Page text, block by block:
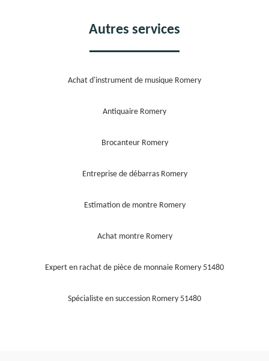
Autres services
Achat d'instrument de musique Romery
Antiquaire Romery
Brocanteur Romery
Entreprise de débarras Romery
Estimation de montre Romery
Achat montre Romery
Expert en rachat de pièce de monnaie Romery 51480
Spécialiste en succession Romery 51480